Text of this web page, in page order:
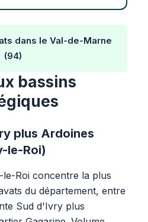
dans le Val-de-Marne
(94)
bassins
plus Ardoines
le-Roi)
Roi concentre la plus
du département, entre
Sud d'Ivry plus